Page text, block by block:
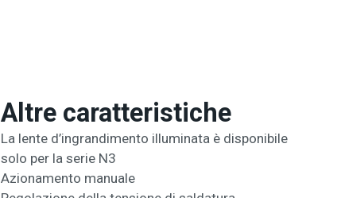
Altre caratteristiche
La lente d’ingrandimento illuminata è disponibile
solo per la serie N3
Azionamento manuale